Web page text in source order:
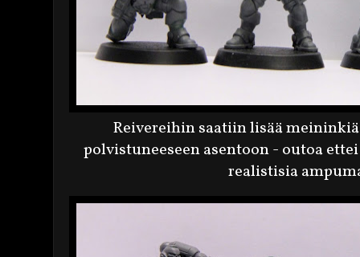
Reivereihin saatiin lisää
polvistuneeseen asentoon - outoa
realistisia